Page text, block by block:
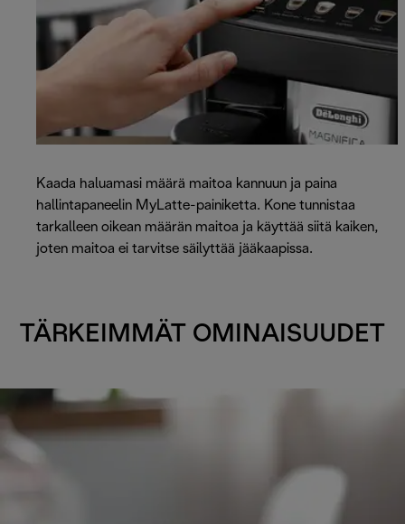
Kaada haluamasi määrä maitoa kannuun ja paina
hallintapaneelin MyLatte-painiketta. Kone tunnistaa
tarkalleen oikean määrän maitoa ja käyttää siitä kaiken,
joten maitoa ei tarvitse säilyttää jääkaapissa.
TÄRKEIMMÄT OMINAISUUDET